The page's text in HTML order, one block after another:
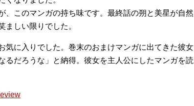
このマンガの持ち味です。最終話の朔と美星が自然
ましい限りでした。
に入りでした。巻末のおまけマンガに出てきた彼女
るだろうな」と納得。彼女を主人公にしたマンガを読